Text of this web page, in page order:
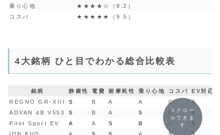
乗り心地
★★★★☆（8.2）
コスパ
★★★★★（9.5）
4大銘柄 ひと目でわかる総合比較表
銘柄 静粛性 電費 耐摩耗性 乗り心地 コスパ
EV対応
REGNO GR-XIII
S B A A C
A
ADVAN dB V553
S B A S B
B
Pilot Sport EV
A A S B C
S
スクロー
ルできま
す